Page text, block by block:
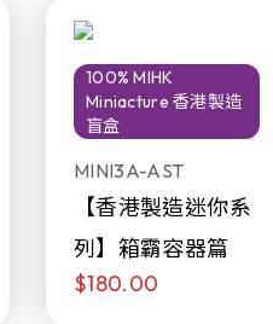
100% MIHK
Miniacture 香港製造
盲盒
MINI3A-AST
【香港製造迷你系
列】箱霸容器篇
$180.00